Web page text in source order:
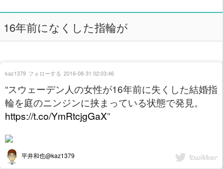
16年前になくした指輪が
“スウェーデン人の女性が16年前に失くした結婚指
輪を庭のニンジンに挟まっている状態で発見。
https://t.co/YmRtcjgGaX”
平井和也@kaz1379
kaz1379 フォローする 2016-08-31 02:03:46